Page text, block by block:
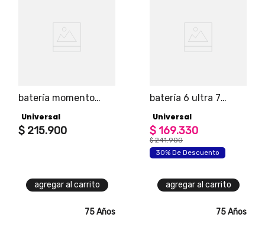
batería momento
Universal
$ 215.900
agregar al carrito
batería 6 ultra 7
Universal
$ 169.330
$ 241.900
30% De Descuento
agregar al carrito
75 Años 75 Años